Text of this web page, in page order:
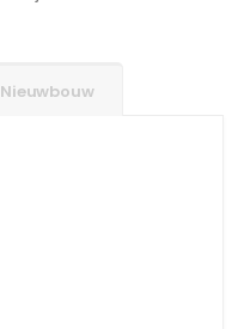
Nieuwbouw